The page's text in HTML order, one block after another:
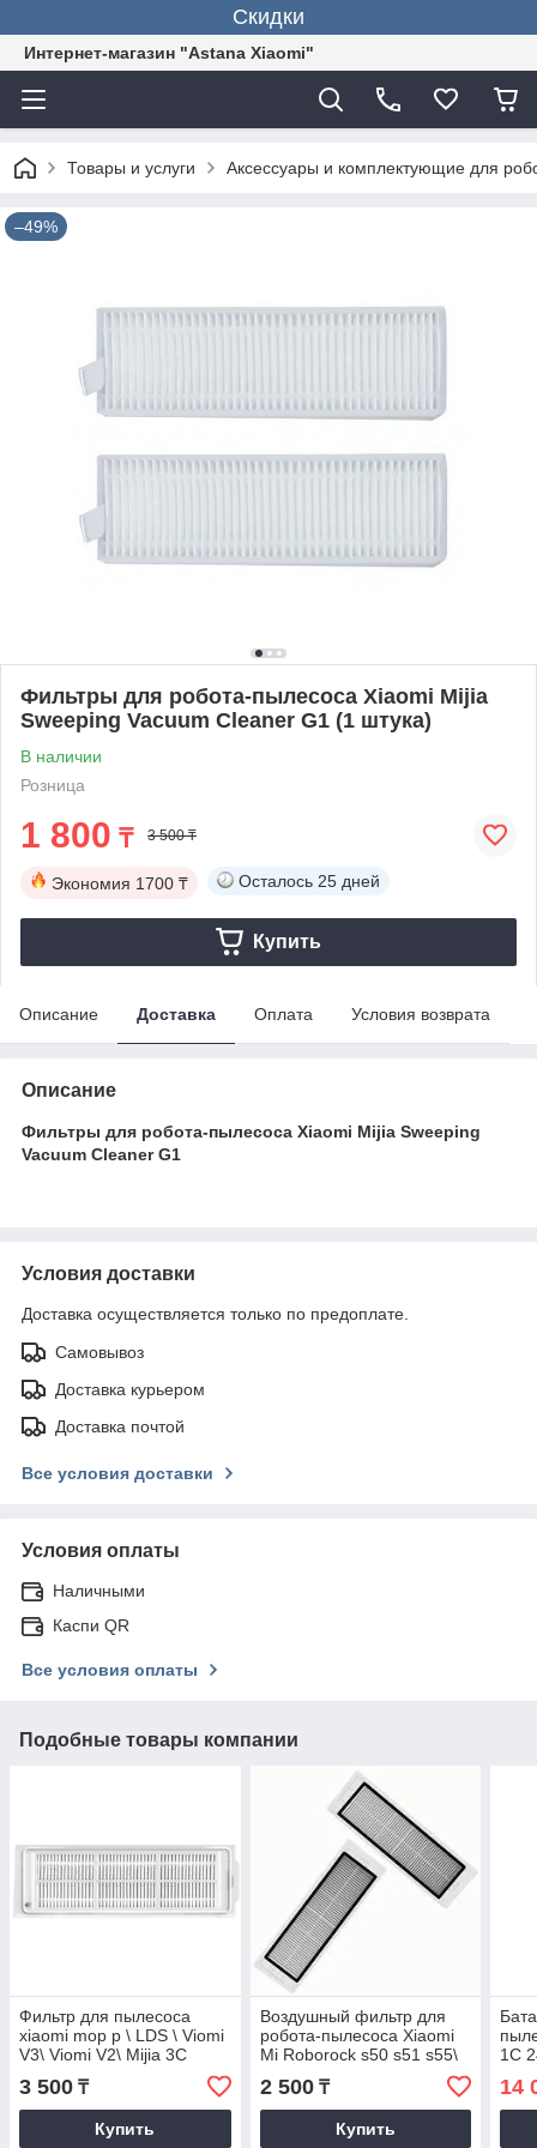
Скидки
Интернет-магазин "Astana Xiaomi"
Товары и услуги Аксессуары и комплектующие для
–49%
Фильтры для робота-пылесоса Xiaomi Mijia
Sweeping Vacuum Cleaner G1 (1 штука)
В наличии
Розница
1 800 ₸ 3 500 ₸
Экономия 1700 ₸ Осталось 25 дней
Купить
Описание Доставка Оплата Условия возврата
Описание
Фильтры для робота-пылесоса Xiaomi Mijia Sweeping
Vacuum Cleaner G1
Условия доставки
Доставка осуществляется только по предоплате.
Самовывоз
Доставка курьером
Доставка почтой
Все условия доставки
Условия оплаты
Наличными
Каспи QR
Все условия оплаты
Подобные товары компании
Фильтр для пылесоса
xiaomi mop p \ LDS \ Viomi
V3\ Viomi V2\ Mijia 3C
3 500 ₸
Купить
Воздушный фильтр для
робота-пылесоса Xiaomi
Mi Roborock s50 s51 s55\
E5 (люкс копия)
2 500₸
Купить
1C
14